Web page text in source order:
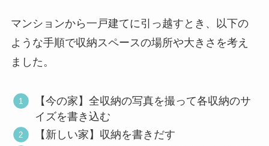
マンションから一戸建てに引っ越すとき、以下の
ような手順で収納スペースの場所や大きさを考え
ました。
【今の家】全収納の写真を撮って各収納のサ
イズを書き込む
【新しい家】収納を書きだす